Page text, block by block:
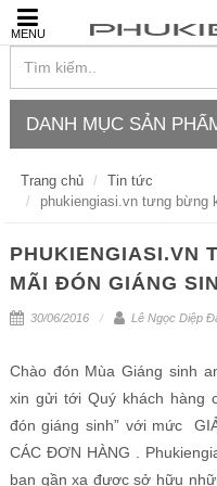
MENU
DANH MỤC SẢN
Trang chủ
Tin tức
phukiengiasi.vn tưng bừng
PHUKIENGIASI.VN
MÃI ĐÓN GIÁNG
30/06/2016 Lê Ngọc Diệp
Chào đón Mùa Giáng sinh
xin gửi tới Quý khách hàng
đón giáng sinh” với mức
CÁC ĐƠN HÀNG .
bạn gần xa được sở hữu